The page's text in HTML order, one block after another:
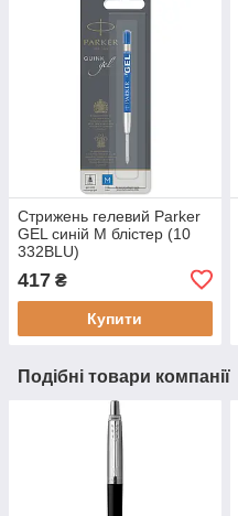
Стрижень гелевий Parker
GEL синій М блістер (10
332BLU)
417 ₴
Купити
Подібні товари компанії